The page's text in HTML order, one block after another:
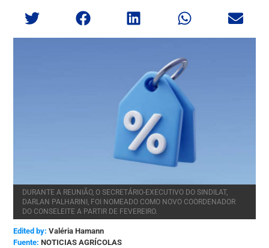
DURANTE A REUNIÃO, O SECRETÁRIO-EXECUTIVO DO SINDILAT,
DARLAN PALHARINI, FOI NOMEADO COMO NOVO COORDENADOR
DO CONSELEITE A PARTIR DE FEVEREIRO.
Edited by: Valéria Hamann
NOTICIAS AGRÍCOLAS